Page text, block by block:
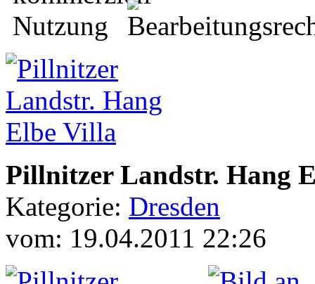
Pillnitzer Landstr. Hang
Kategorie: Dresden
vom: 19.04.2011 22:26